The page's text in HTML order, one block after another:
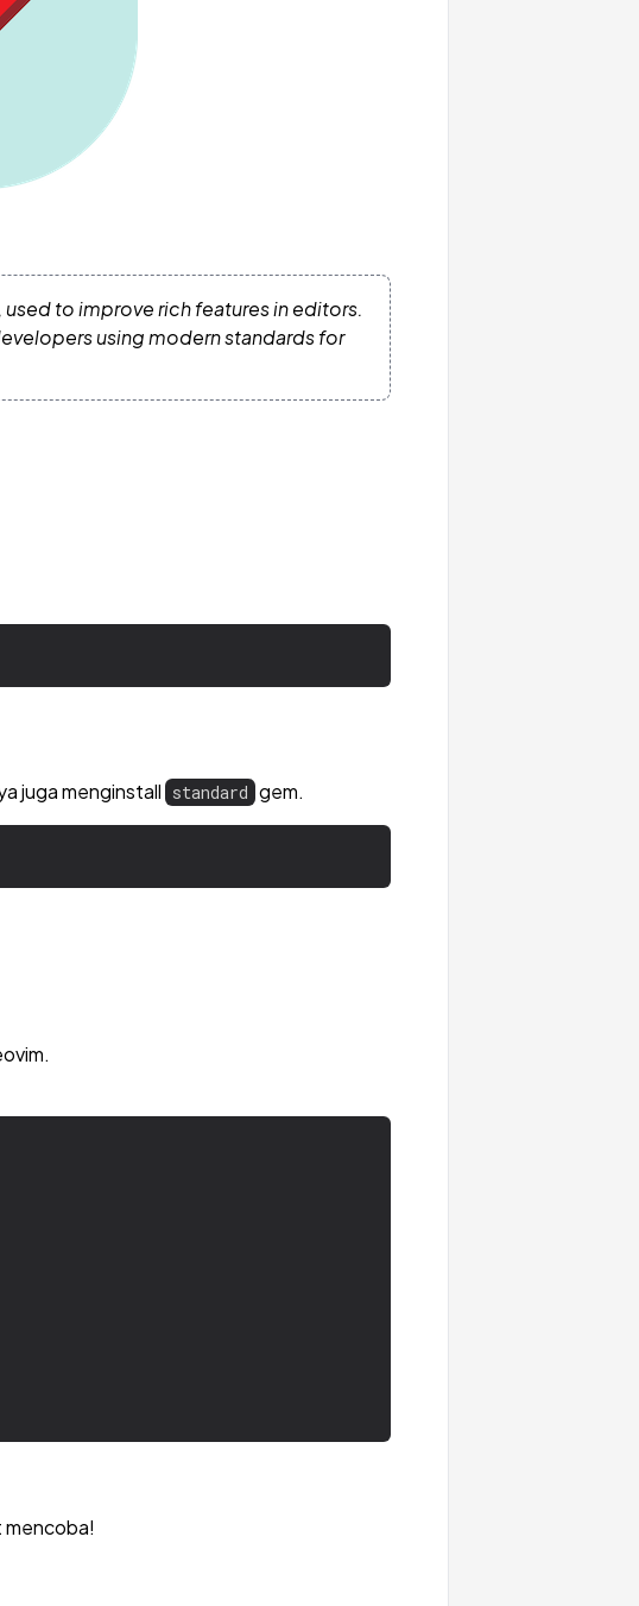
to improve rich features in editors.
using modern standards for
juga menginstall standard gem.
mencoba!